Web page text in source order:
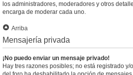
los administradores, moderadores y otros
encarga de moderar cada uno.
Arriba
Mensajería privada
¡No puedo enviar un mensaje privado!
Hay tres razones posibles; no está registrado